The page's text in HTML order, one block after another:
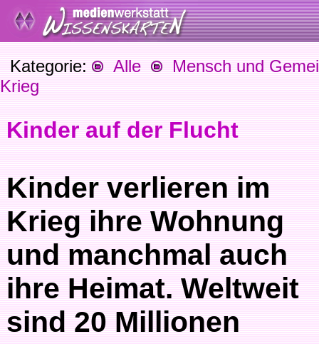
Kategorie: Alle
Mensch und
Krieg
Kinder auf der Flucht
Kinder verlieren im
Krieg ihre Wohnung
und manchmal auch
ihre Heimat. Weltweit
sind 20 Millionen